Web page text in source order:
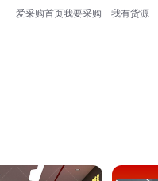
爱采购首页我要采购 我有货源